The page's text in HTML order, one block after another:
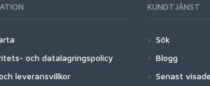
och datalagringspolicy
leveransvillkor
KUNDTJÄNST
Sök
Blogg
Senast